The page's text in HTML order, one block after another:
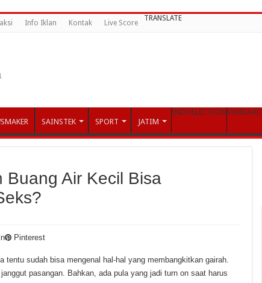
Info Iklan Kontak Live Score
TRANSLATE
SAINSTEK SPORT JATIM
INDOELECTION
Buang Air Kecil Bisa
Pinterest
tentu sudah bisa mengenal hal-hal yang membangkitkan gairah.
pasangan. Bahkan, ada pula yang jadi turn on saat harus